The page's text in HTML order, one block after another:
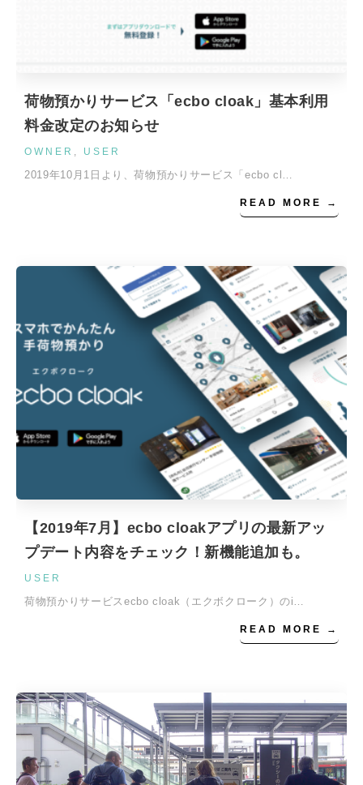
荷物預かりサービス「ecbo cloak」基本利用
料金改定のお知らせ
OWNER , USER
2019年10月1日より、荷物預かりサービス「ecbo cl…
READ MORE →
【2019年7月】ecbo cloakアプリの最新アッ
プデート内容をチェック！新機能追加も。
USER
荷物預かりサービスecbo cloak（エクボクローク）のi…
READ MORE →